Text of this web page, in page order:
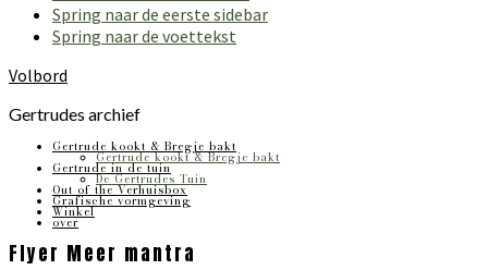
Spring naar de eerste sidebar
Spring naar de voettekst
Volbord
Gertrudes archief
Gertrude kookt & Bregje bakt
Gertrude kookt & Bregje bakt
Gertrude in de tuin
De Gertrudes Tuin
Out of the Verhuisbox
Grafische vormgeving
Winkel
over
Flyer Meer mantra